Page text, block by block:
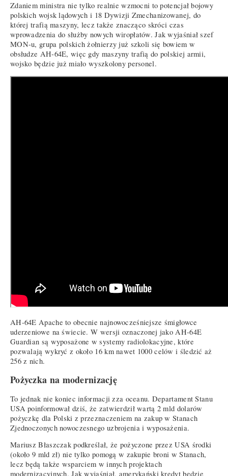
Zdaniem ministra nie tylko realnie wzmocni to potencjał bojowy
polskich wojsk lądowych i 18 Dywizji Zmechanizowanej, do
której trafią maszyny, lecz także znacząco skróci czas
wprowadzenia do służby nowych wiropłatów. Jak wyjaśniał szef
MON-u, grupa polskich żołnierzy już szkoli się bowiem w
obsłudze AH-64E, więc gdy maszyny trafią do polskiej armii,
wojsko będzie już miało wyszkolony personel.
AH-64E Apache to obecnie najnowocześniejsze śmigłowce
uderzeniowe na świecie. W wersji oznaczonej jako AH-64E
Guardian są wyposażone w systemy radiolokacyjne, które
pozwalają wykryć z około 16 km nawet 1000 celów i śledzić aż
256 z nich.
Pożyczka na modernizację
To jednak nie koniec informacji zza oceanu. Departament Stanu
USA poinformował dziś, że zatwierdził wartą 2 mld dolarów
pożyczkę dla Polski z przeznaczeniem na zakup w Stanach
Zjednoczonych nowoczesnego uzbrojenia i wyposażenia.
Mariusz Błaszczak podkreślał, że pożyczone przez USA środki
(około 9 mld zł) nie tylko pomogą w zakupie broni w Stanach,
lecz będą także wsparciem w innych projektach
modernizacyjnych. Jak wyjaśniał, amerykański kredyt będzie